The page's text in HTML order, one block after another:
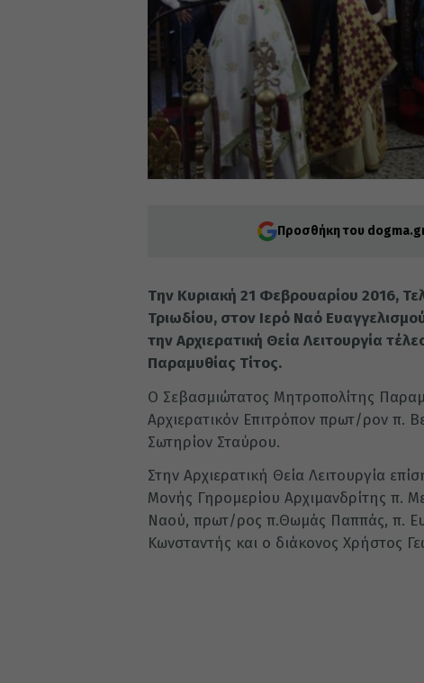
Προσθήκη του
Tην Κυριακή 21 Φεβρουαρίου 2016,
Τριωδίου, στον Ιερό Ναό
την Αρχιερατική Θεία Λειτουργία
Παραμυθίας Τίτος.
Ο Σεβασμιώτατος Μητροπολίτης
Αρχιερατικόν Επιτρόπον πρωτ/ρον π.
Σωτηρίον Σταύρου.
Στην Αρχιερατική Θεία Λειτουργία
Μονής Γηρομερίου Αρχιμανδρίτης π.
Ναού, πρωτ/ρος π.Θωμάς Παππάς, π.
Κωνσταντής και ο διάκονος Χρήστος